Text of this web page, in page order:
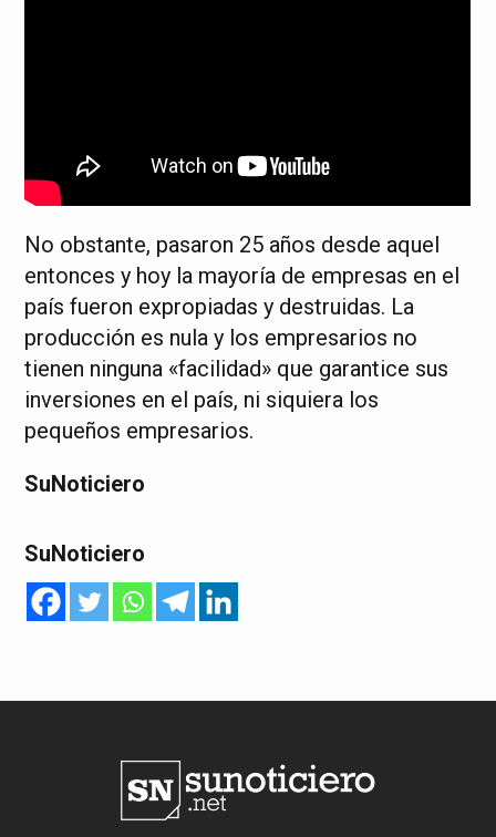
No obstante, pasaron 25 años desde aquel
entonces y hoy la mayoría de empresas en el
país fueron expropiadas y destruidas. La
producción es nula y los empresarios no
tienen ninguna «facilidad» que garantice sus
inversiones en el país, ni siquiera los
pequeños empresarios.
SuNoticiero
SuNoticiero